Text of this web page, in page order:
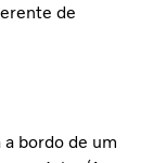
de
bordo de um